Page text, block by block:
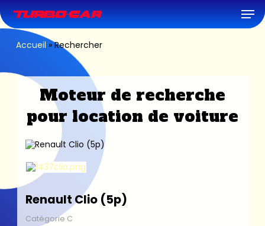
to
main
content
Accueil »Rechercher
Moteur de recherche
pour location de voiture
Renault Clio (5p)
Catégorie C